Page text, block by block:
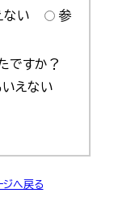
ない
参
ですか？
いえない
ジへ戻る